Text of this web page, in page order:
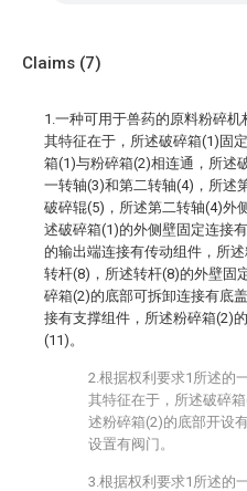
Claims (7)
1.一种可用于兽药的原料粉碎
其特征在于，所述破碎箱(1)固
箱(1)与粉碎箱(2)相连通，所述
一转轴(3)和第二转轴(4)，所述
破碎辊(5)，所述第二转轴(4)外
述破碎箱(1)的外侧壁固定连接
的输出端连接有传动组件，所
转杆(8)，所述转杆(8)的外壁固
碎箱(2)的底部可拆卸连接有底
接有支撑组件，所述粉碎箱(2)
(11)。
2.根据权利要求1所述的
其特征在于，所述破碎
述粉碎箱(2)的底部开设
设置有阀门。
3.根据权利要求1所述的